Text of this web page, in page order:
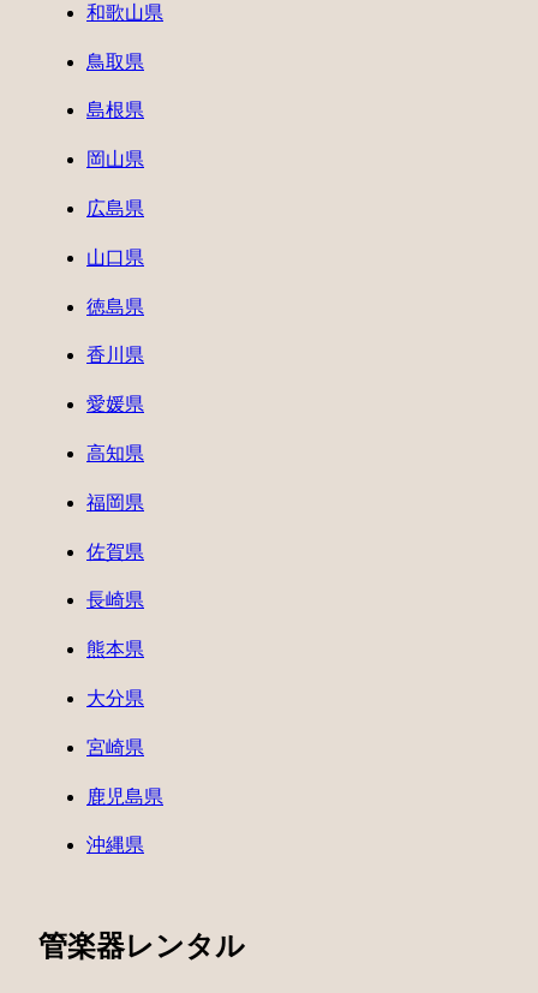
和歌山県
鳥取県
島根県
岡山県
広島県
山口県
徳島県
香川県
愛媛県
高知県
福岡県
佐賀県
長崎県
熊本県
大分県
宮崎県
鹿児島県
沖縄県
管楽器レンタル